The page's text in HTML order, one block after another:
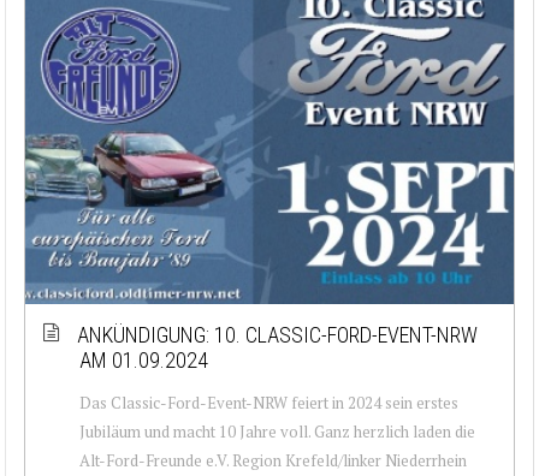
ANKÜNDIGUNG: 10. CLASSIC-FORD-EVENT-NRW
AM 01.09.2024
Das Classic-Ford-Event-NRW feiert in 2024 sein erstes
Jubiläum und macht 10 Jahre voll. Ganz herzlich laden die
Alt-Ford-Freunde e.V. Region Krefeld/linker Niederrhein